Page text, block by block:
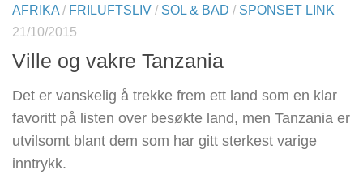
AFRIKA / FRILUFTSLIV / SOL & BAD / SPONSET LINK
21/10/2015
Ville og vakre Tanzania
Det er vanskelig å trekke frem ett land som en klar
favoritt på listen over besøkte land, men Tanzania er
utvilsomt blant dem som har gitt sterkest varige
inntrykk.